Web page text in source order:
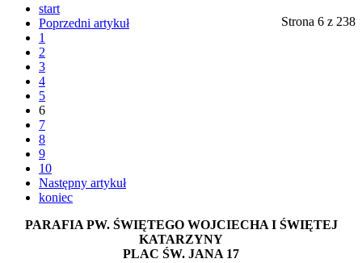
Strona 6 z 238
start
Poprzedni artykuł
1
2
3
4
5
6
7
8
9
10
Następny artykuł
koniec
PARAFIA PW. ŚWIĘTEGO WOJCIECHA I ŚWIĘTEJ
KATARZYNY
PLAC ŚW. JANA 17